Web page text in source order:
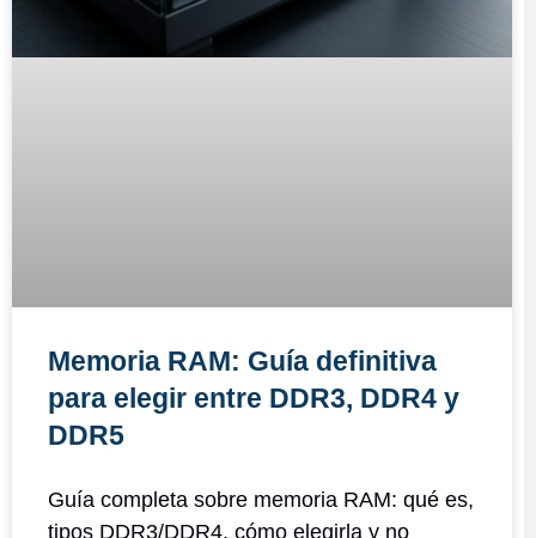
Memoria RAM: Guía definitiva
para elegir entre DDR3, DDR4 y
DDR5
Guía completa sobre memoria RAM: qué es,
tipos DDR3/DDR4, cómo elegirla y no